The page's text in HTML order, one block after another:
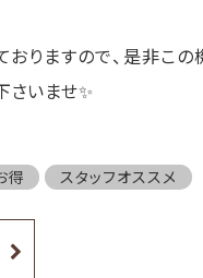
りますので、是非こ
さいませ✨
得 スタッフオススメ